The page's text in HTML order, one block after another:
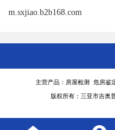
m.sxjiao.b2b168.com
主营产品：房屋检测 危房
版权所有：三亚市吉奥